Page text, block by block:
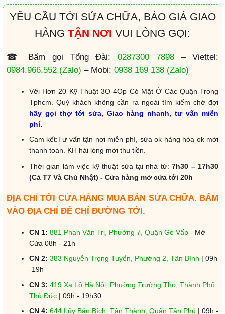
YÊU CẦU TỚI SỬA CHỮA, BÁO GIÁ GIAO
HÀNG TẬN NƠI VUI LÒNG GỌI:
☎ Bấm gọi Tổng Đài:0287300 7898– Viettel:
0984.966.552 (Zalo) – Mobi: 0938 169 138 (Zalo)
Với Hơn 20 Kỹ Thuật 3O-4Op Có Mặt Ở Các Quận Trong
Tphcm. Quý khách không cần ra ngoài tìm kiếm chờ đợi
hãy gọi thợ tới sửa, Giao hàng nhanh, tư vấn miễn
phí.
Cam kết:Tư vấn tận nơi miễn phí, sửa ok hàng hóa ok mới
thanh toán. KH hài lòng mới thu tiền.
Thời gian làm việc kỹ thuật sửa tại nhà từ: 7h30 – 17h30
(Cả T7 Và Chủ Nhật) - Cửa hàng mở cửa tới 20h
ĐỊA CHỈ TỚI CỬA HÀNG MUA BÁN SỬA CHỮA. BẤM
VÀO ĐỊA CHỈ ĐỂ CHỈ ĐƯỜNG TỚI.
CN 1: 881 Phan Văn Trị, Phường 7, Quận Gò Vấp- Mở
Cửa 08h - 21h
CN 2: 383 Nguyễn Trọng Tuyển, Phường 2, Tân Bình | 09h
-19h
CN 3: 419 Xa Lộ Hà Nội, Phường Trường Thọ, Thành Phố
Thủ Đức| 09h - 19h30
CN 4: 644 Lũy Bán Bích, Tân Thành, Quận Tân Phú | 09h -